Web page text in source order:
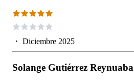
・ Diciembre 2025
Solange Gutiérrez Reynuaba